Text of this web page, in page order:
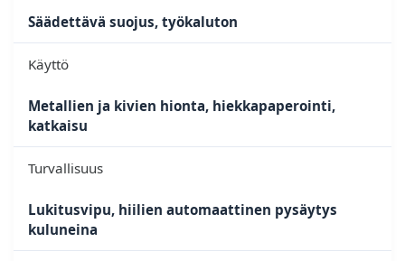
Säädettävä suojus, työkaluton
Käyttö
Metallien ja kivien hionta, hiekkapaperointi,
katkaisu
Turvallisuus
Lukitusvipu, hiilien automaattinen pysäytys
kuluneina